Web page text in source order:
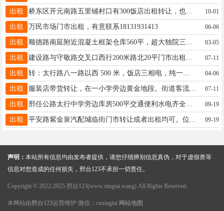
出租 桥东区开元南路五里铺村口有300饭店出租转让，也可经营其它另有40平一门市(前干小吃)出租电话13031903590 10-01
出租 万民市场门市出租，有意联系18131931413 06-06
出租 03-05
出租 07-11
出租 转：太行路八一路以西 500 米，饭店三相电，纯一层200 平 ，具体祥谈。15097972883 04-06
出租 服装店带货转让，在一小学旁边黄金地段。街道客流量大，经营多年有固定客源接手可盈利.有实力联系15531957638 07-11
出租 邢任公路太行中学旁边库房500平交通便利水电齐全电话15303197900 09-19
出租 09-19
声明： 本站所有信息均由发布者提供，请您仔细辨别信息真伪，对于虚假类等
信息对您造成的任何损失，邢台123不承担一切责任。
Copyright © 2022-2025 邢台123(www.xingtai.wang) All Rights Reserved.
本网站由邢台123运营维护 微信：cnxingtai 网站地图